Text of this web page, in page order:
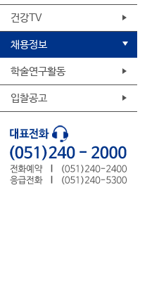
건강TV
채용정보
학술연구활동
입찰공고